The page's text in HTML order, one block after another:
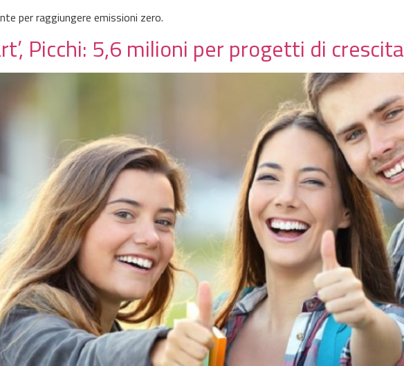
per raggiungere emissioni zero.
Picchi: 5,6 milioni per progetti di crescita